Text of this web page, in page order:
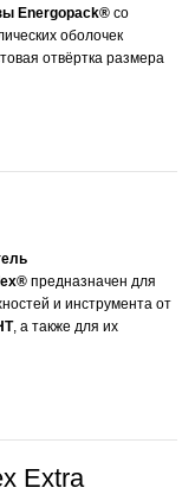
Energopack® со
оболочек
отвёртка размера
предназначен для
и инструмента от
, а также для их
Extra